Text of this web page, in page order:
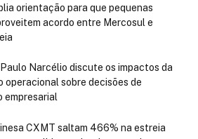
orientação para que pequenas
acordo entre Mercosul e
Narcélio discute os impactos da
operacional sobre decisões de
empresarial
CXMT saltam 466% na estreia